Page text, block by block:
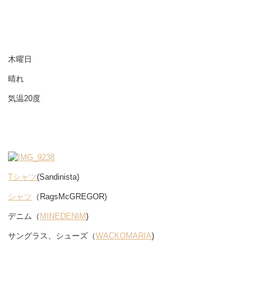
木曜日
晴れ
気温20度
Tシャツ(Sandinista)
シャツ （RagsMcGREGOR)
デニム（ MINEDENIM)
サングラス、シューズ（WACKOMARIA)